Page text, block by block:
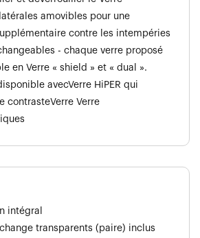
amovibles pour une
contre les intempéries
- chaque verre proposé
en Verre « shield » et « dual ».
avecVerre HiPER qui
contrasteVerre Verre
intégral
transparents (paire) inclus